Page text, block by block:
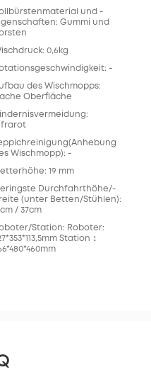
und -
Gummi und
0,6kg
-
des Wischmopps:
Oberfläche
Wischmopp): -
19 mm
Durchfahrthöhe/-
(unter Betten/Stühlen):
/ 37cm
Station: Roboter:
Station：